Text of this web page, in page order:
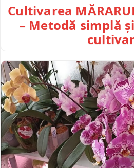
Cultivarea
– Metodă simplă